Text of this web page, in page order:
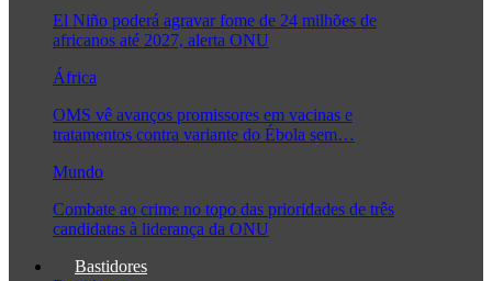
El Niño poderá agravar fome de 24 milhões de
africanos até 2027, alerta ONU
África
OMS vê avanços promissores em vacinas e
tratamentos contra variante do Ébola sem…
Mundo
Combate ao crime no topo das prioridades de três
candidatas à liderança da ONU
Bastidores